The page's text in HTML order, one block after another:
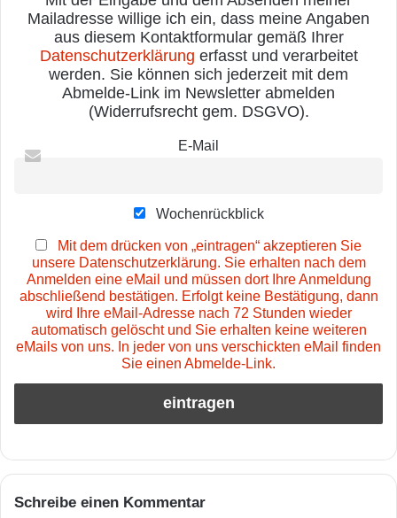
Mailadresse willige ich ein, dass meine Angaben
aus diesem Kontaktformular gemäß Ihrer
Datenschutzerklärung erfasst und verarbeitet
werden. Sie können sich jederzeit mit dem
Abmelde-Link im Newsletter abmelden
(Widerrufsrecht gem. DSGVO).
E-Mail
Wochenrückblick
Mit dem drücken von „eintragen“ akzeptieren Sie
unsere Datenschutzerklärung. Sie erhalten nach dem
Anmelden eine eMail und müssen dort Ihre Anmeldung
abschließend bestätigen. Erfolgt keine Bestätigung, dann
wird Ihre eMail-Adresse nach 72 Stunden wieder
automatisch gelöscht und Sie erhalten keine weiteren
eMails von uns. In jeder von uns verschickten eMail finden
Sie einen Abmelde-Link.
Schreibe einen Kommentar